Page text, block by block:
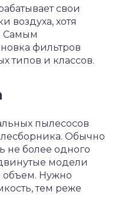
свои
воздуха, хотя
Самым
фильтров
типов и классов.
пылесосов
Обычно
не более одного
модели
Нужно
тем реже